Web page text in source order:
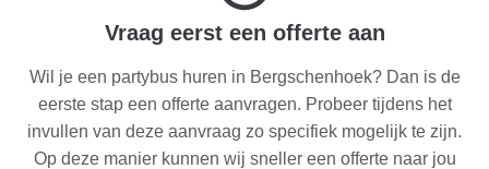
Vraag eerst een offerte aan
Wil je een partybus huren in Bergschenhoek? Dan is de
eerste stap een offerte aanvragen. Probeer tijdens het
invullen van deze aanvraag zo specifiek mogelijk te zijn.
Op deze manier kunnen wij sneller een offerte naar jou